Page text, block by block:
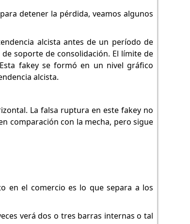
detener la pérdida, veamos algunos
alcista antes de un período de
soporte de consolidación. El límite de
fakey se formó en un nivel gráfico
alcista.
La falsa ruptura en este fakey no
comparación con la mecha, pero sigue
en el comercio es lo que separa a los
verá dos o tres barras internas o tal